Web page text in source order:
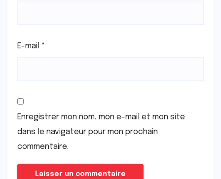
E-mail *
Enregistrer mon nom, mon e-mail et mon site
dans le navigateur pour mon prochain
commentaire.